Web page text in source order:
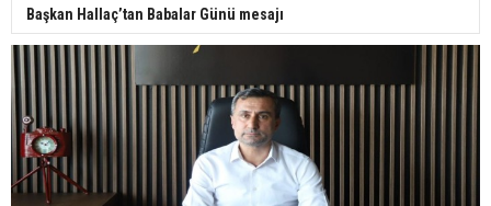
Başkan Hallaç’tan Babalar Günü mesajı